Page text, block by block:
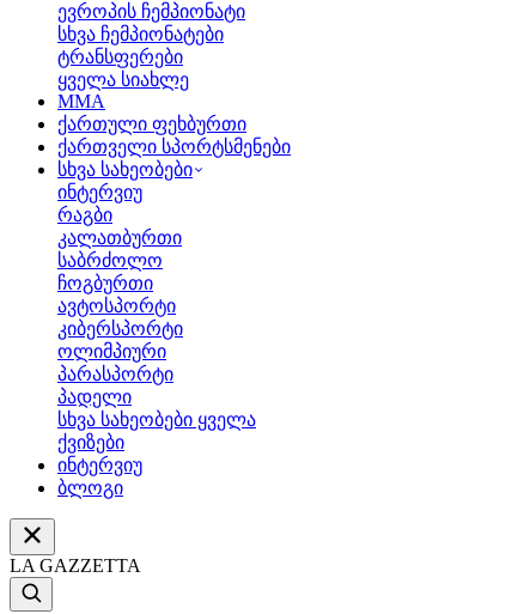
ევროპის ჩემპიონატი
სხვა ჩემპიონატები
ტრანსფერები
ყველა სიახლე
MMA
ქართული ფეხბურთი
ქართველი სპორტსმენები
სხვა სახეობები
ინტერვიუ
რაგბი
კალათბურთი
საბრძოლო
ჩოგბურთი
ავტოსპორტი
კიბერსპორტი
ოლიმპიური
პარასპორტი
პადელი
სხვა სახეობები ყველა
ქვიზები
ინტერვიუ
ბლოგი
LA GAZZETTA